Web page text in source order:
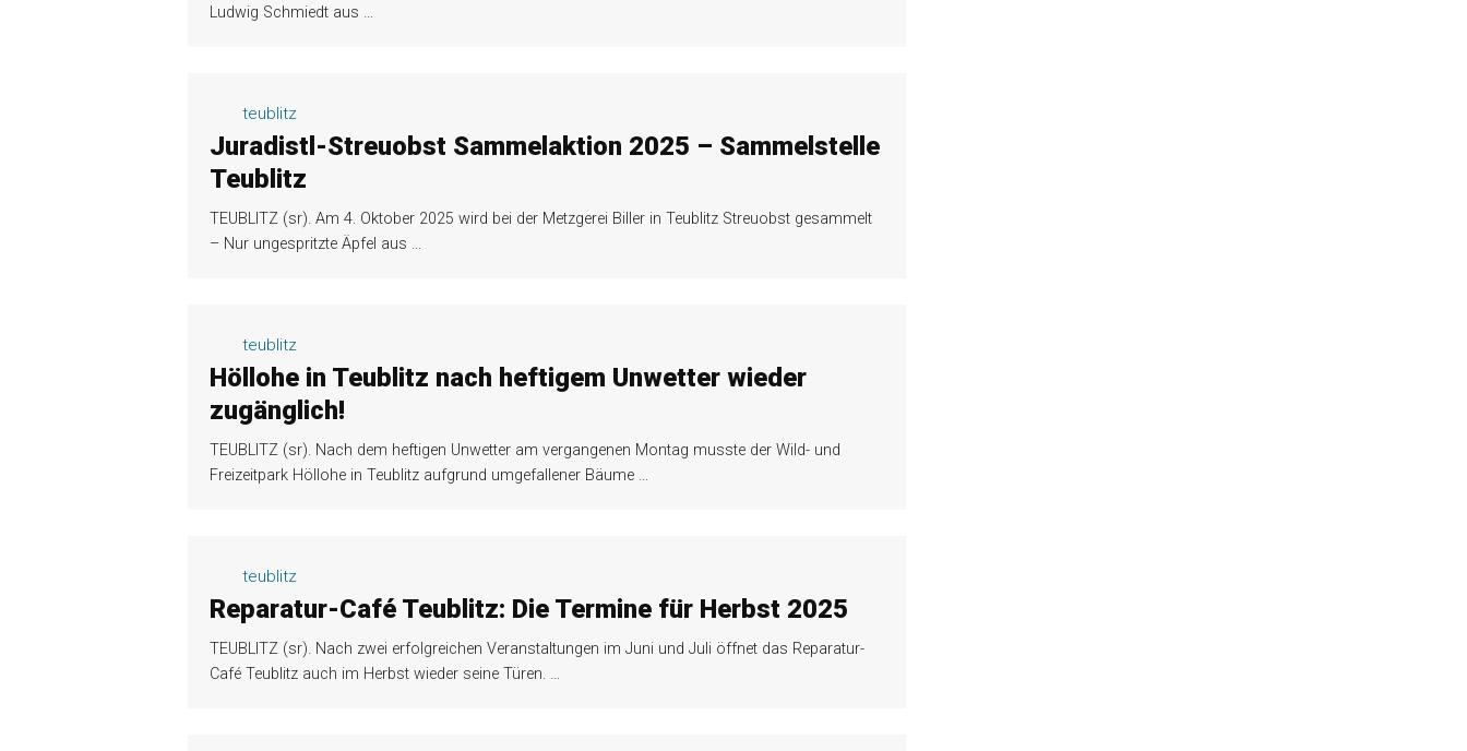
Ludwig Schmiedt aus …
teublitz
Juradistl-Streuobst Sammelaktion 2025 – Sammelstelle
Teublitz
TEUBLITZ (sr). Am 4. Oktober 2025 wird bei der Metzgerei Biller in Teublitz Streuobst gesammelt
– Nur ungespritzte Äpfel aus …
teublitz
Höllohe in Teublitz nach heftigem Unwetter wieder
zugänglich!
TEUBLITZ (sr). Nach dem heftigen Unwetter am vergangenen Montag musste der Wild- und
Freizeitpark Höllohe in Teublitz aufgrund umgefallener Bäume …
teublitz
Reparatur-Café Teublitz: Die Termine für Herbst 2025
TEUBLITZ (sr). Nach zwei erfolgreichen Veranstaltungen im Juni und Juli öffnet das Reparatur-
Café Teublitz auch im Herbst wieder seine Türen. …